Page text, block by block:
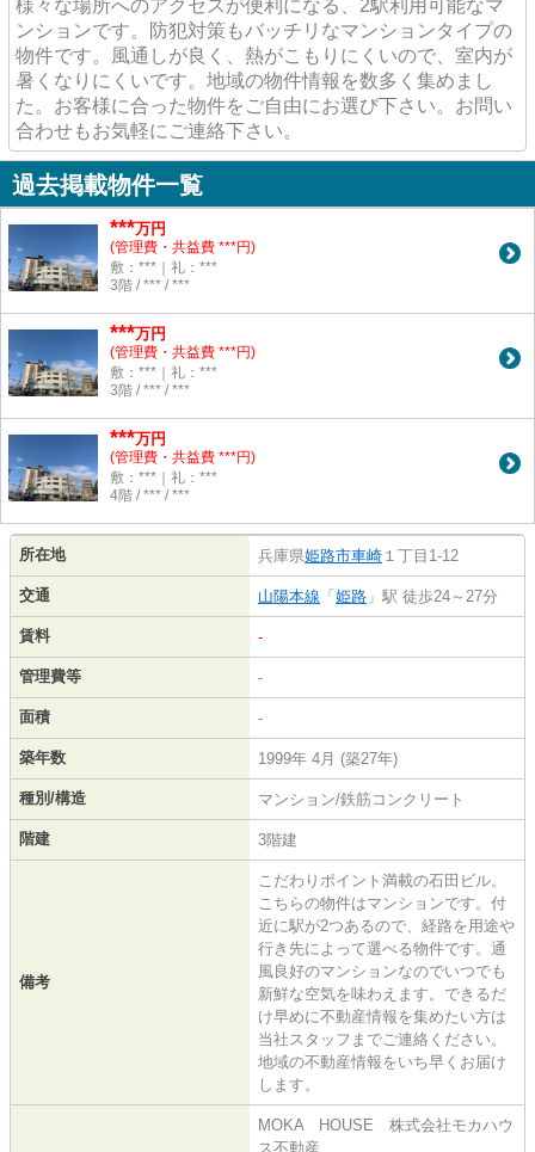
様々な場所へのアクセスが便利になる、2駅利用可能なマ
ンションです。防犯対策もバッチリなマンションタイプの
物件です。風通しが良く、熱がこもりにくいので、室内が
暑くなりにくいです。地域の物件情報を数多く集めまし
た。お客様に合った物件をご自由にお選び下さい。お問い
合わせもお気軽にご連絡下さい。
過去掲載物件一覧
***万円
(管理費・共益費 ***円)
敷：***｜礼：***
3階 / *** / ***
***万円
(管理費・共益費 ***円)
敷：***｜礼：***
3階 / *** / ***
***万円
(管理費・共益費 ***円)
敷：***｜礼：***
4階 / *** / ***
所在地 兵庫県姫路市車崎 １丁目1-12
交通 山陽本線 「 姫路 」駅 徒歩24～27分
賃料 -
管理費等 -
面積 -
築年数 1999年 4月 (築27年)
種別/構造 マンション/鉄筋コンクリート
階建 3階建
備考
こだわりポイント満載の石田ビル。
こちらの物件はマンションです。付
近に駅が2つあるので、経路を用途や
行き先によって選べる物件です。通
風良好のマンションなのでいつでも
新鮮な空気を味わえます。できるだ
け早めに不動産情報を集めたい方は
当社スタッフまでご連絡ください。
地域の不動産情報をいち早くお届け
します。
MOKA HOUSE 株式会社モカハウ
ス不動産